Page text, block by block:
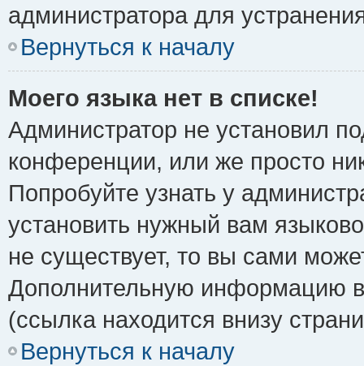
администратора для
Вернуться к началу
Моего языка нет в списке!
Администратор не установил
конференции, или же просто
Попробуйте узнать у
установить нужный вам
не существует, то вы сами
Дополнительную информацию
(ссылка находится внизу
Вернуться к началу